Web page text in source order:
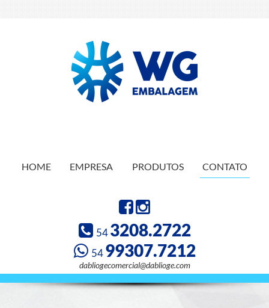
HOME EMPRESA PRODUTOS CONTATO
543208.2722
5499307.7212
dabliogecomercial@dablioge.com